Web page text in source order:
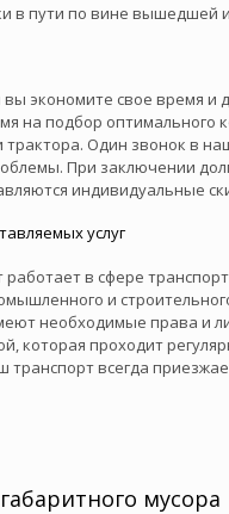
в пути по вине вышедшей
экономите свое время и
на подбор оптимального
трактора. Один звонок в
При заключении
индивидуальные
услуг
в сфере
и
необходимые права и
которая проходит
транспорт всегда
мусора